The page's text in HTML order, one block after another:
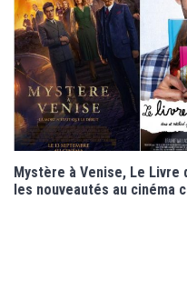
Mystère à Venise, Le
les nouveautés au cinéma